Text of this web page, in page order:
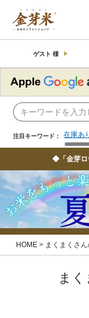
ゲスト 様
注目キーワード： 在庫あ
注目キーワード：
◆「金芽ロ
HOME まくまくさ
ま